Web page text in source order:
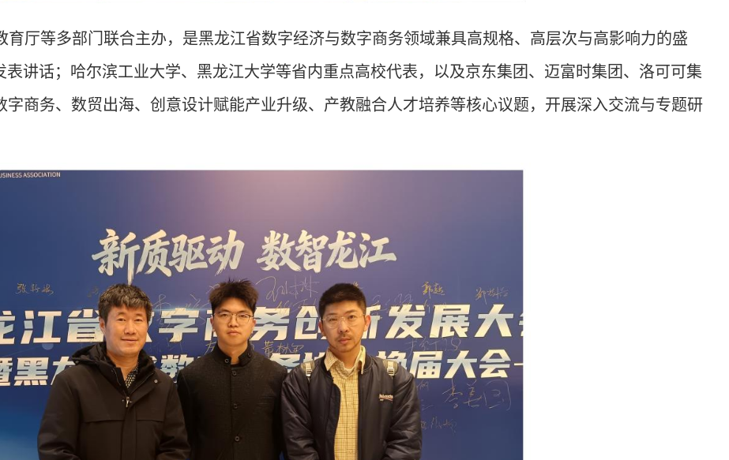
厅等多部门联合主办，是黑龙江省数字经济与数字商务领域兼具高规格、高层次与高影响力的盛
讲话；哈尔滨工业大学、黑龙江大学等省内重点高校代表，以及京东集团、迈富时集团、洛可可集
字商务、数贸出海、创意设计赋能产业升级、产教融合人才培养等核心议题，开展深入交流与专题研